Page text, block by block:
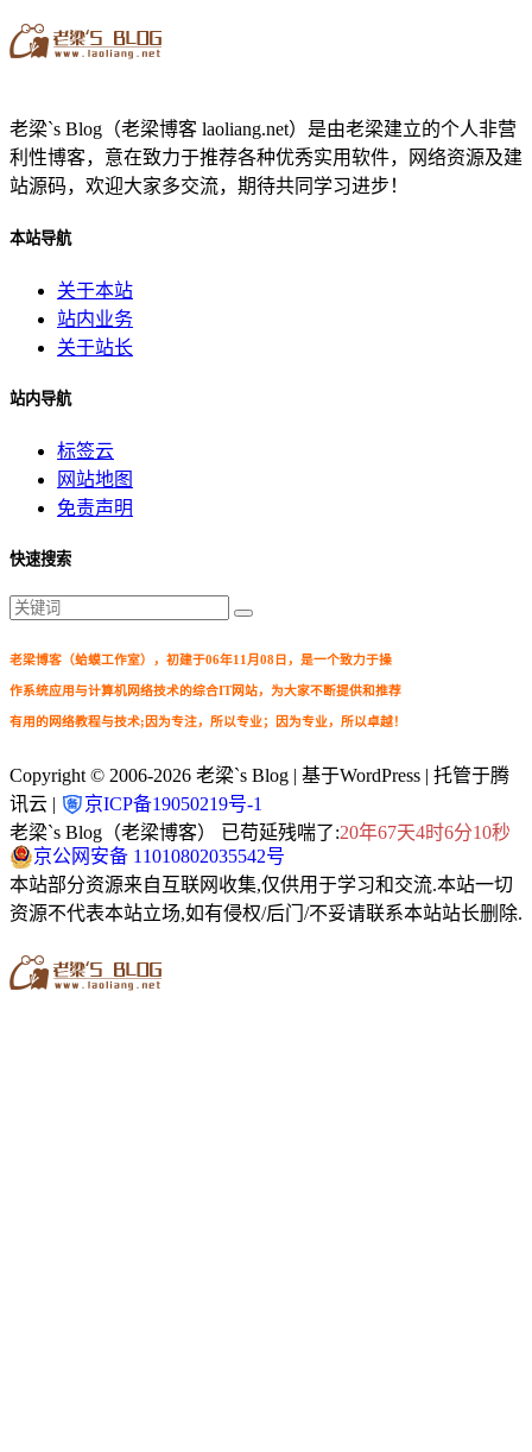
老梁`s Blog（老梁博客 laoliang.net）是由老梁建立的个人非营
利性博客，意在致力于推荐各种优秀实用软件，网络资源及建
站源码，欢迎大家多交流，期待共同学习进步！
本站导航
关于本站
站内业务
关于站长
站内导航
标签云
网站地图
免责声明
快速搜索
老梁博客（蛤蟆工作室），初建于06年11月08日，是一个致力于操
作系统应用与计算机网络技术的综合IT网站，为大家不断提供和推荐
有用的网络教程与技术;因为专注，所以专业；因为专业，所以卓越！
Copyright © 2006-2026 老梁`s Blog | 基于WordPress | 托管于腾
讯云 |
京ICP备19050219号-1
老梁`s Blog（老梁博客） 已苟延残喘了:20年67天4时6分11秒
京公网安备 11010802035542号
本站部分资源来自互联网收集,仅供用于学习和交流.本站一切
资源不代表本站立场,如有侵权/后门/不妥请联系本站站长删除.